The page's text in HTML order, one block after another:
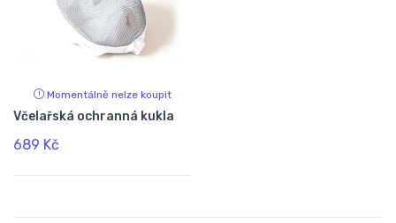
Momentálně nelze koupit
Včelařská ochranná kukla
689 Kč